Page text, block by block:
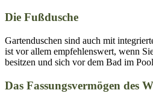
Die Fußdusche
Gartenduschen sind auch mit
ist vor allem empfehlenswert, wenn
besitzen und sich vor dem Bad im
Das Fassungsvermögen des